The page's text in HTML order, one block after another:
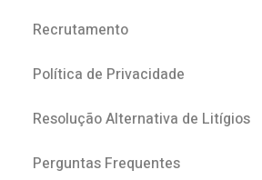
Recrutamento
Política de Privacidade
Resolução Alternativa de Litígios
Perguntas Frequentes